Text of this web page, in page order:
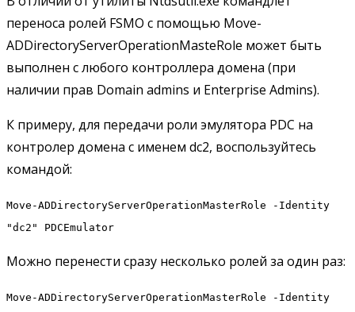
переноса ролей FSMO с помощью Move-
ADDirectoryServerOperationMasteRole может быть
выполнен с любого контроллера домена (при
наличии прав Domain admins и Enterprise Admins).
К примеру, для передачи роли эмулятора PDC на
контролер домена с именем dc2, воспользуйтесь
командой:
Move-ADDirectoryServerOperationMasterRole -Identity
"dc2" PDCEmulator
Можно перенести сразу несколько ролей за один раз:
Move-ADDirectoryServerOperationMasterRole -Identity